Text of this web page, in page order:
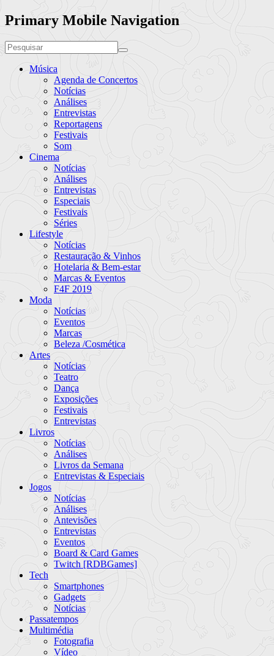
Primary Mobile Navigation
Música
Agenda de Concertos
Notícias
Análises
Entrevistas
Reportagens
Festivais
Som
Cinema
Notícias
Análises
Entrevistas
Especiais
Festivais
Séries
Lifestyle
Notícias
Restauração & Vinhos
Hotelaria & Bem-estar
Marcas & Eventos
F4F 2019
Moda
Notícias
Eventos
Marcas
Beleza /Cosmética
Artes
Notícias
Teatro
Dança
Exposições
Festivais
Entrevistas
Livros
Notícias
Análises
Livros da Semana
Entrevistas & Especiais
Jogos
Notícias
Análises
Antevisões
Entrevistas
Eventos
Board & Card Games
Twitch [RDBGames]
Tech
Smartphones
Gadgets
Notícias
Passatempos
Multimédia
Fotografia
Vídeo